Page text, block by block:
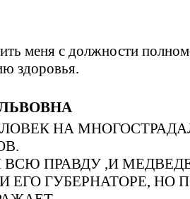
меня с должности
здоровья.
НА
ПРАВДУ ,И
ЕГО ГУБЕРНАТОРЕ,